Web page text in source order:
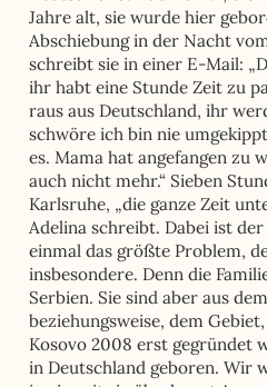
Jahre alt, sie wurde hier
Abschiebung in der Nacht
schreibt sie in einer E-Mail:
ihr habt eine Stunde Zeit zu
raus aus Deutschland, ihr
schwöre ich bin nie
es. Mama hat angefangen zu
auch nicht mehr.“ Sieben
Karlsruhe, „die ganze Zeit
Adelina schreibt. Dabei ist
einmal das größte Problem,
insbesondere. Denn die
Serbien. Sie sind aber aus
beziehungsweise, dem
Kosovo 2008 erst gegründet
in Deutschland geboren. Wir